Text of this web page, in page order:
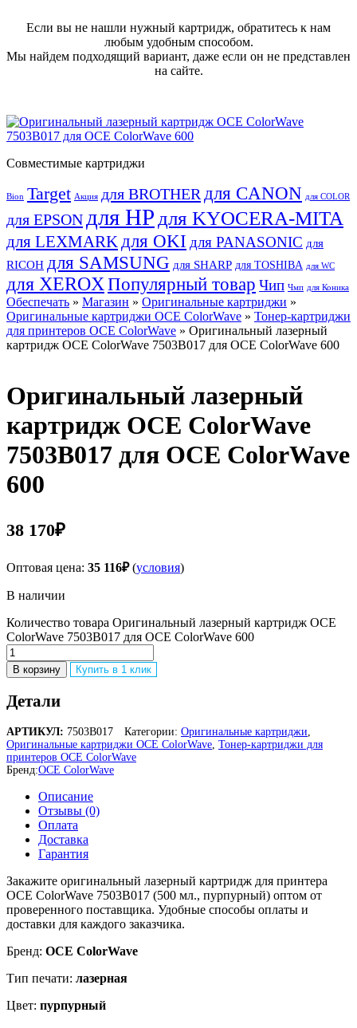
Если вы не нашли нужный картридж, обратитесь к нам
любым удобным способом.
Мы найдем подходящий вариант, даже если он не представлен
на сайте.
Совместимые картриджи
Bion Target Акция для BROTHER для CANON для COLOR
для EPSON для HP для KYOCERA-MITA
для LEXMARK для OKI для PANASONIC для
RICOH для SAMSUNG для SHARP для TOSHIBA для WC
для XEROX Популярный товар Чип Чмп для Коника
Обеспечать » Магазин » Оригинальные картриджи »
Оригинальные картриджи OCE ColorWave » Тонер-картриджи
для принтеров OCE ColorWave » Оригинальный лазерный
картридж OCE ColorWave 7503B017 для OCE ColorWave 600
Оригинальный лазерный
картридж OCE ColorWave
7503B017 для OCE ColorWave
600
38 170₽
Оптовая цена: 35 116₽(условия)
В наличии
Количество товара Оригинальный лазерный картридж OCE
ColorWave 7503B017 для OCE ColorWave 600
В корзину Купить в 1 клик
Детали
АРТИКУЛ: 7503B017 Категории: Оригинальные картриджи
Оригинальные картриджи OCE ColorWave Тонер-картриджи для
принтеров OCE ColorWave
Бренд:OCE ColorWave
Описание
Отзывы (0)
Оплата
Доставка
Гарантия
Закажите оригинальный лазерный картридж для принтера
OCE ColorWave 7503B017 (500 мл., пурпурный) оптом от
проверенного поставщика. Удобные способы оплаты и
доставки для каждого заказчика.
Бренд: OCE ColorWave
Тип печати: лазерная
Цвет: пурпурный